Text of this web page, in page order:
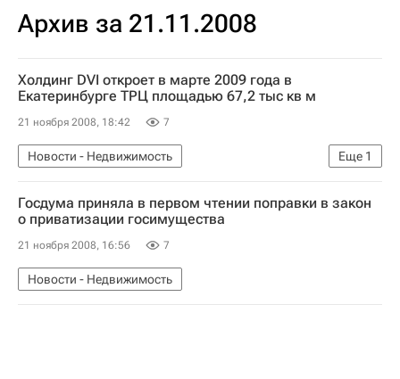
Архив за 21.11.2008
Холдинг DVI откроет в марте 2009 года в
Екатеринбурге ТРЦ площадью 67,2 тыс кв м
21 ноября 2008, 18:42 7
Еще 1
Новости - Недвижимость
Коммерческая недвижимость
Госдума приняла в первом чтении поправки в закон
о приватизации госимущества
21 ноября 2008, 16:56 7
Новости - Недвижимость